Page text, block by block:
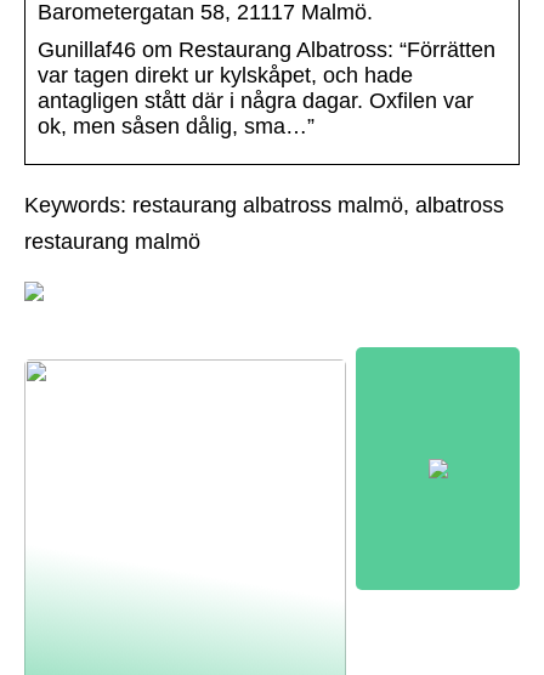
Barometergatan 58, 21117 Malmö.
Gunillaf46 om Restaurang Albatross: “Förrätten
var tagen direkt ur kylskåpet, och hade
antagligen stått där i några dagar. Oxfilen var
ok, men såsen dålig, sma…”
Keywords: restaurang albatross malmö, albatross
restaurang malmö